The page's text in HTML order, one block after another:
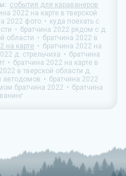
события для караванеров
2022 на карте в тверской
2022 фото
куда поехать с
братчина 2022 рядом с д.
области
братчина 2022 в
на карте
братчина 2022 на
д. стрельчиха
братчина
братчина 2022 на карте в
в тверской области д.
автодомов
братчина 2022
братчина 2022
братчина